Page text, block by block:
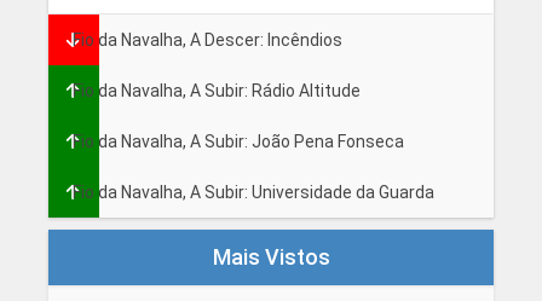
Fio da Navalha, A Descer: Incêndios
Fio da Navalha, A Subir: Rádio Altitude
Fio da Navalha, A Subir: João Pena Fonseca
Fio da Navalha, A Subir: Universidade da Guarda
Mais Vistos